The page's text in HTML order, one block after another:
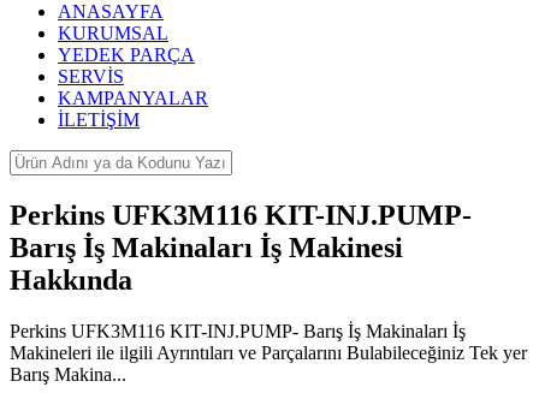
ANASAYFA
KURUMSAL
YEDEK PARÇA
SERVİS
KAMPANYALAR
İLETİŞİM
Perkins UFK3M116 KIT-INJ.PUMP-
Barış İş Makinaları İş Makinesi
Hakkında
Perkins UFK3M116 KIT-INJ.PUMP- Barış İş Makinaları İş
Makineleri ile ilgili Ayrıntıları ve Parçalarını Bulabileceğiniz Tek yer
Barış Makina...